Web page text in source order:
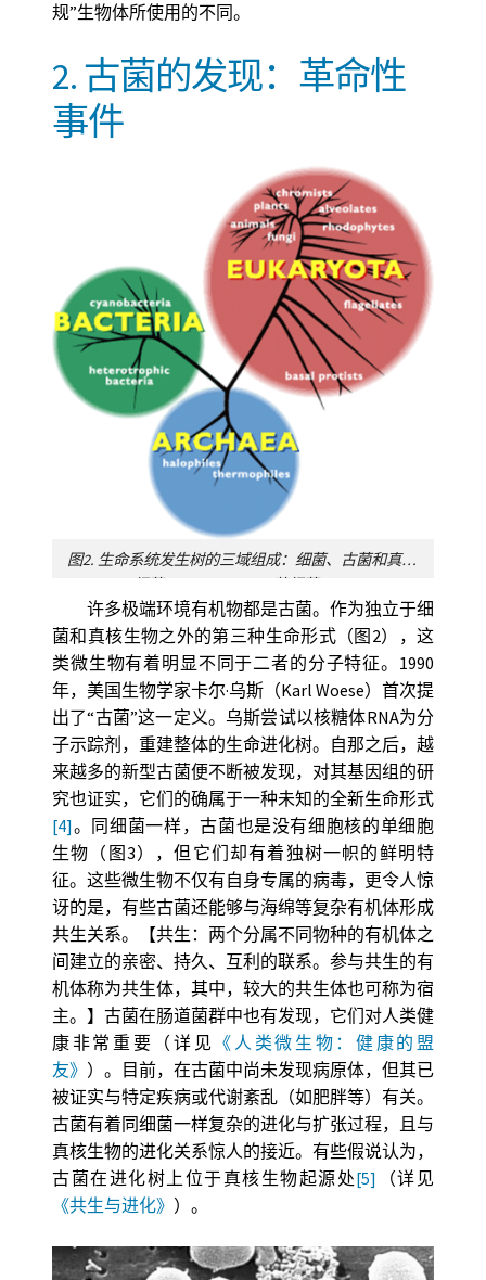
规”生物体所使用的不同。
2. 古菌的发现：革命性
事件
图2. 生命系统发生树的三域组成：细菌、古菌和真核生物
BACTERIA细菌，cyanobacteria蓝细菌，heterotrophic bacteria异养细菌，EUKARYOTA真核生物，fungi真菌，animals动物，plants植物，chromists茸鞭生物，alveolates囊泡虫，rhodophytes红藻，flagellates鞭毛虫，basal protists基础原生生物，ARCHAEA古菌，halophiles嗜盐菌，thermophiles嗜热菌
许多极端环境有机物都是古菌。作为独立于细
菌和真核生物之外的第三种生命形式（图2），这
类微生物有着明显不同于二者的分子特征。1990
年，美国生物学家卡尔·乌斯（Karl Woese）首次提
出了“古菌”这一定义。乌斯尝试以核糖体RNA为分
子示踪剂，重建整体的生命进化树。自那之后，越
来越多的新型古菌便不断被发现，对其基因组的研
究也证实，它们的确属于一种未知的全新生命形式
[4]。同细菌一样，古菌也是没有细胞核的单细胞
生物（图3），但它们却有着独树一帜的鲜明特
征。这些微生物不仅有自身专属的病毒，更令人惊
讶的是，有些古菌还能够与海绵等复杂有机体形成
共生关系。【共生：两个分属不同物种的有机体之
间建立的亲密、持久、互利的联系。参与共生的有
机体称为共生体，其中，较大的共生体也可称为宿
主。】古菌在肠道菌群中也有发现，它们对人类健
康非常重要（详见 《人类微生物：健康的盟
友》 ）。目前，在古菌中尚未发现病原体，但其已
被证实与特定疾病或代谢紊乱（如肥胖等）有关。
古菌有着同细菌一样复杂的进化与扩张过程，且与
真核生物的进化关系惊人的接近。有些假说认为，
古菌在进化树上位于真核生物起源处[5] （详见
《共生与进化》 ）。